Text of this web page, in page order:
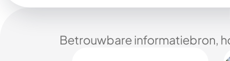
Betrouwbare informatiebron,